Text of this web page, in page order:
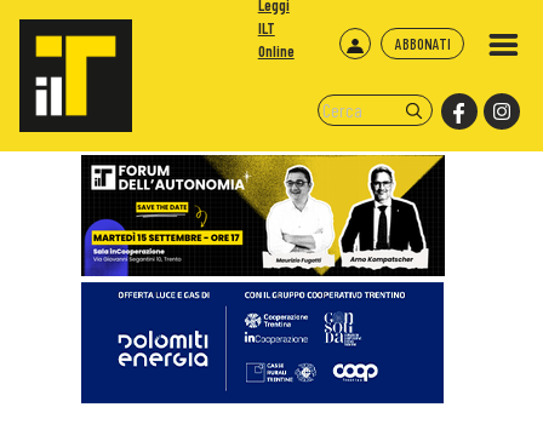
ABBONATI
Leggi
ILT
Online